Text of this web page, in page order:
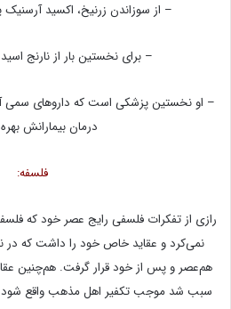
– از سوزاندن زرنیخ، اکسید
– برای نخستین بار از نارنج
– او نخستین پزشکی است که داروهای سمی‌
درمان بیمارانش
فلسفه:
رازی از تفکرات فلسفی رایج عصر خود که
نمی‌کرد و عقاید خاص خود را داشت که در
هم‌عصر و پس از خود قرار گرفت. هم‌چنین
سبب شد موجب تکفیر اهل مذهب واقع شود و